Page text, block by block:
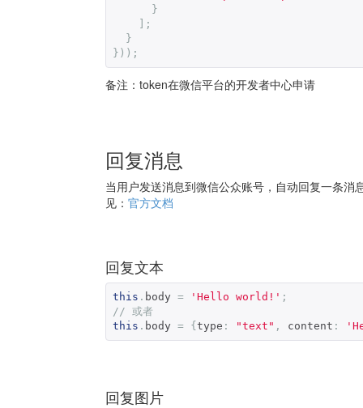
}
];
}
}));
备注：token在微信平台的开发者中心申请
回复消息
当用户发送消息到微信公众账号，自动回复一条
见： 官方文档
回复文本
this . body = 'Hello world!' ;
// 或者
this . body = {type : "text" , content :
回复图片